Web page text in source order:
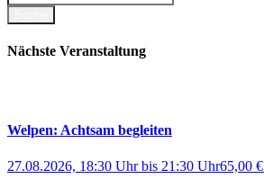
Nächste Veranstaltung
Welpen: Achtsam begleiten
27.08.2026, 18:30 Uhrbis 21:30 Uhr65,00 €